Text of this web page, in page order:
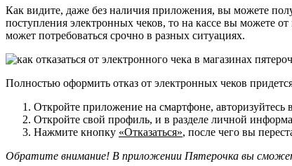
Как видите, даже без наличия приложения, вы можете
поступления электронных чеков, то на кассе вы можете
может потребоваться срочно в разных ситуациях.
Полностью оформить отказ от электронных чеков
Откройте приложение на смартфоне, авторизуйтесь
Откройте свой профиль, и в разделе личной
Нажмите кнопку «Отказаться», после чего вы
Обратите внимание! В приложении Пятерочка вы